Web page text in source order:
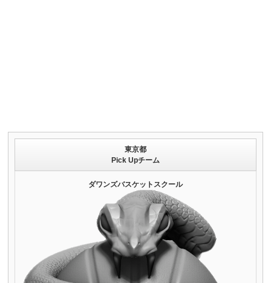
東京都
Pick Upチーム
ダワンズバスケットスクール